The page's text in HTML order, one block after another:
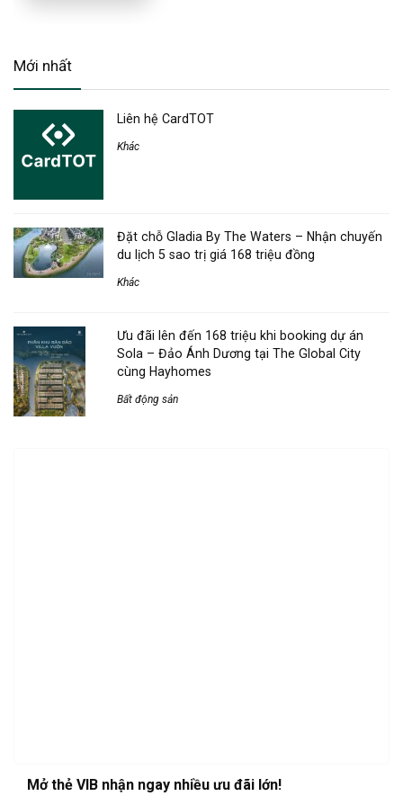
Mới nhất
Liên hệ CardTOT
Khác
Đặt chỗ Gladia By The Waters – Nhận chuyến
du lịch 5 sao trị giá 168 triệu đồng
Khác
Ưu đãi lên đến 168 triệu khi booking dự án
Sola – Đảo Ánh Dương tại The Global City
cùng Hayhomes
Bất động sản
Mở thẻ VIB nhận ngay nhiều ưu đãi lớn!